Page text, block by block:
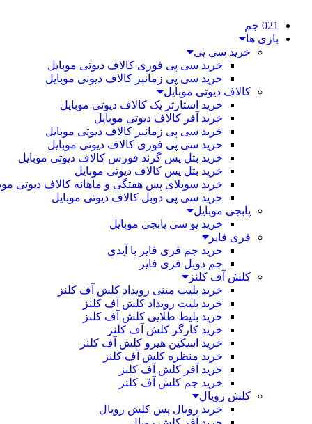
021 جم
بازی ها
خرید سی پی
خرید سی پی فوری کالاف دیوتی موبایل
خرید سی پی زمانبر کالاف دیوتی موبایل
کالاف دیوتی موبایل
خرید استارتر پک کالاف دیوتی موبایل
خرید آفر کالاف دیوتی موبایل
خرید سی پی زمانبر کالاف دیوتی موبایل
خرید سی پی فوری کالاف دیوتی موبایل
خرید بتل پس گرند فورس کالاف دیوتی موبایل
خرید بتل پس کالاف دیوتی موبایل
خرید سوپلای پس هفتگی و ماهانه کالاف دیوتی
خرید سی پی دوبل کالاف دیوتی موبایل
پابجی موبایل
خرید یو سی پابجی موبایل
فری فایر
خرید جم فری فایر با آیدی
جم دوبل فری فایر
کلش آف کلنز
خرید بلیت مینی رویداد کلش آف کلنز
خرید بلیت رویداد کلش آف کلنز
خرید بلیط طلایی کلش آف کلنز
خرید کارگر کلش آف کلنز
خرید اسکین هیرو کلش آف کلنز
خرید منظره کلش آف کلنز
خرید آفر کلش آف کلنز
خرید جم کلش آف کلنز
کلش رویال
خرید رویال پس کلش رویال